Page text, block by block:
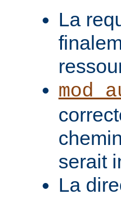
La
serait
La